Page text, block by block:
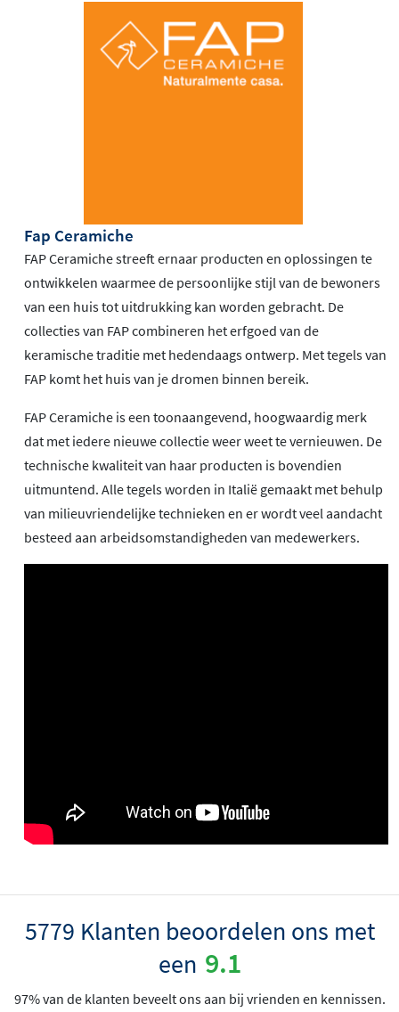
Fap Ceramiche
FAP Ceramiche streeft ernaar producten en oplossingen te
ontwikkelen waarmee de persoonlijke stijl van de bewoners
van een huis tot uitdrukking kan worden gebracht. De
collecties van FAP combineren het erfgoed van de
keramische traditie met hedendaags ontwerp. Met tegels van
FAP komt het huis van je dromen binnen bereik.
FAP Ceramiche is een toonaangevend, hoogwaardig merk
dat met iedere nieuwe collectie weer weet te vernieuwen. De
technische kwaliteit van haar producten is bovendien
uitmuntend. Alle tegels worden in Italië gemaakt met behulp
van milieuvriendelijke technieken en er wordt veel aandacht
besteed aan arbeidsomstandigheden van medewerkers.
5779 Klanten beoordelen ons met
een 9.1
97% van de klanten beveelt ons aan bij vrienden en kennissen.